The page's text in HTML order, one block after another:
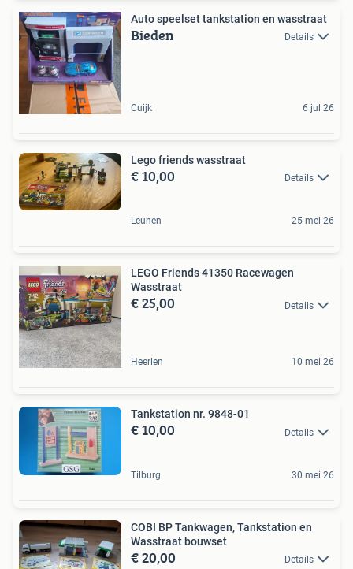
Auto speelset tankstation en wasstraat
Bieden Details
Cuijk 6 jul 26
Lego friends wasstraat
€ 10,00 Details
Leunen 25 mei 26
LEGO Friends 41350 Racewagen
Wasstraat
€ 25,00 Details
Heerlen 10 mei 26
Tankstation nr. 9848-01
€ 10,00 Details
Tilburg 30 mei 26
COBI BP Tankwagen, Tankstation en
Wasstraat bouwset
€ 20,00 Details